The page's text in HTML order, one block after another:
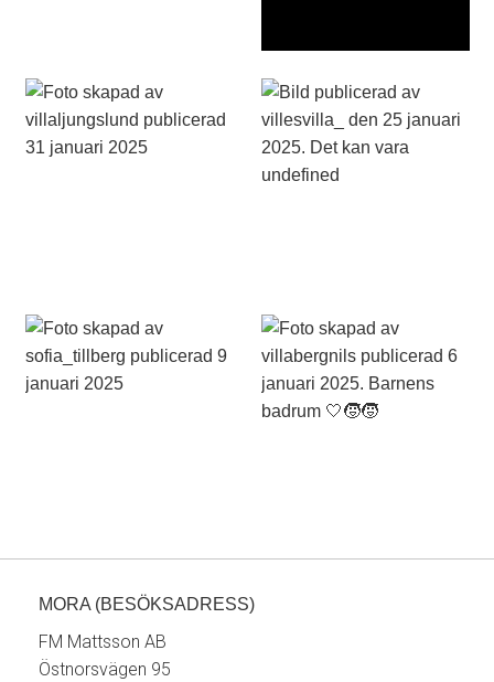
MORA (BESÖKSADRESS)
FM Mattsson AB
Östnorsvägen 95